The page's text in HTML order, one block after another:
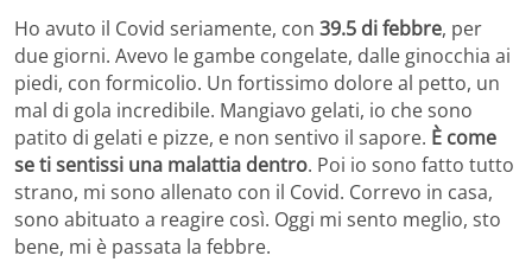
Ho avuto il Covid seriamente, con 39.5 di febbre, per
due giorni. Avevo le gambe congelate, dalle ginocchia ai
piedi, con formicolio. Un fortissimo dolore al petto, un
mal di gola incredibile. Mangiavo gelati, io che sono
patito di gelati e pizze, e non sentivo il sapore. È come
se ti sentissi una malattia dentro. Poi io sono fatto tutto
strano, mi sono allenato con il Covid. Correvo in casa,
sono abituato a reagire così. Oggi mi sento meglio, sto
bene, mi è passata la febbre.